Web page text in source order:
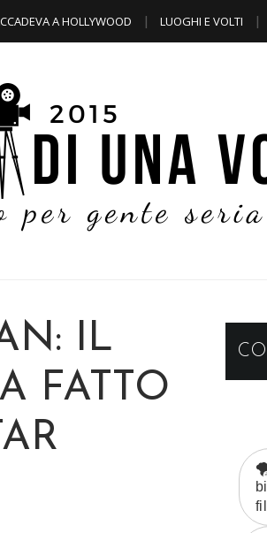
A HOLLYWOOD LUOGHI E VOLTI
IL
FATTO